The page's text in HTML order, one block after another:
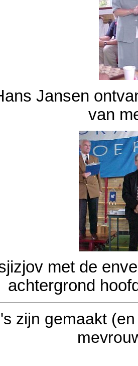
Jansen
van
met de
achtergrond
zijn gemaakt